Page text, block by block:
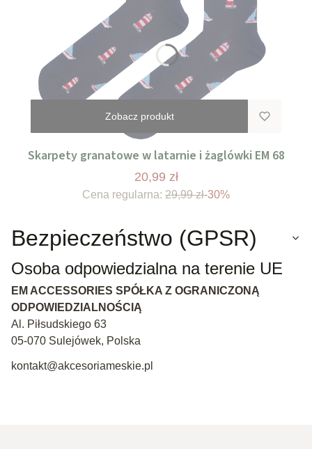
Zobacz produkt
Skarpety granatowe w latarnie i żaglówki EM 68
20,99 zł
Cena regularna: 29,99 zł-30%
Bezpieczeństwo (GPSR)
Osoba odpowiedzialna na terenie UE
EM ACCESSORIES SPÓŁKA Z OGRANICZONĄ
ODPOWIEDZIALNOŚCIĄ
Al. Piłsudskiego 63
05-070 Sulejówek, Polska
kontakt@akcesoriameskie.pl